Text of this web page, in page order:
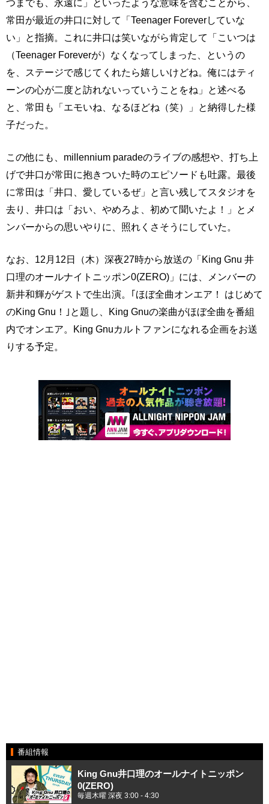
つまでも、永遠に」といったような意味を含むことから、
常田が最近の井口に対して「Teenager Foreverしていな
い」と指摘。これに井口は笑いながら肯定して「こいつは
（Teenager Foreverが）なくなってしまった、というの
を、ステージで感じてくれたら嬉しいけどね。俺にはティ
ーンの心が二度と訪れないっていうことをね」と述べる
と、常田も「エモいね、なるほどね（笑）」と納得した様
子だった。
この他にも、millennium paradeのライブの感想や、打ち上
げで井口が常田に抱きついた時のエピソードも吐露。最後
に常田は「井口、愛しているぜ」と言い残してスタジオを
去り、井口は「おい、やめろよ、初めて聞いたよ！」とメ
ンバーからの思いやりに、照れくさそうにしていた。
なお、12月12日（木）深夜27時から放送の「King Gnu 井
口理のオールナイトニッポン0(ZERO)」には、メンバーの
新井和輝がゲストで生出演。｢ほぼ全曲オンエア！ はじめて
のKing Gnu！｣と題し、King Gnuの楽曲がほぼ全曲を番組
内でオンエア。King Gnuカルトファンになれる企画をお送
りする予定。
番組情報
King Gnu井口理のオールナイトニッポン
0(ZERO)
毎週木曜 深夜 3:00 - 4:30